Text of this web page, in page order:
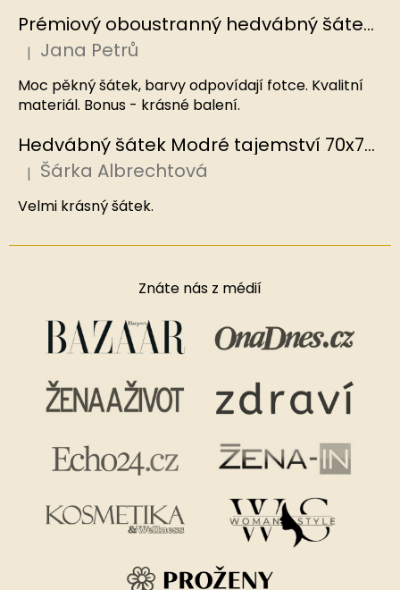
Prémiový oboustranný hedvábný šátek Mořský korál, MB
Hodnocení produktu je 5 z 5 hvězdiček.
| Jana Petrů
Moc pěkný šátek, barvy odpovídají fotce. Kvalitní
materiál. Bonus - krásné balení.
Hedvábný šátek Modré tajemství 70x70 cm v dárkovém balení, HEDVÁBNÝ SVĚT
Hodnocení produktu je 5 z 5 hvězdiček.
| Šárka Albrechtová
Velmi krásný šátek.
Znáte nás z médií